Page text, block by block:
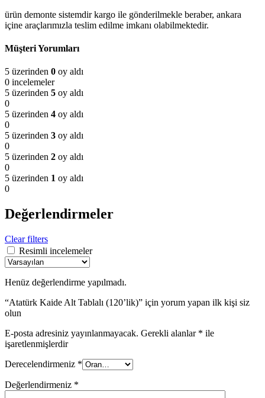
ürün demonte sistemdir kargo ile gönderilmekle beraber, ankara
içine araçlarımızla teslim edilme imkanı olabilmektedir.
Müşteri Yorumları
5 üzerinden 0 oy aldı
0 incelemeler
5 üzerinden 5 oy aldı
0
5 üzerinden 4 oy aldı
0
5 üzerinden 3 oy aldı
0
5 üzerinden 2 oy aldı
0
5 üzerinden 1 oy aldı
0
Değerlendirmeler
Clear filters
Resimli incelemeler
Henüz değerlendirme yapılmadı.
“Atatürk Kaide Alt Tablalı (120’lik)” için yorum yapan ilk kişi siz
olun
E-posta adresiniz yayınlanmayacak. Gerekli alanlar * ile
işaretlenmişlerdir
Derecelendirmeniz *
Değerlendirmeniz *